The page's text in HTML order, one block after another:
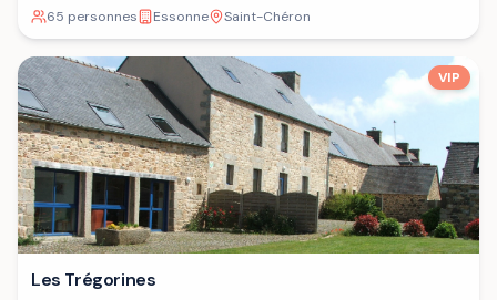
65 personnes
Essonne Saint-Chéron
VIP
Les Trégorines